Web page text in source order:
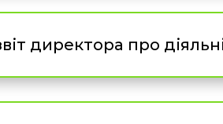
директора про